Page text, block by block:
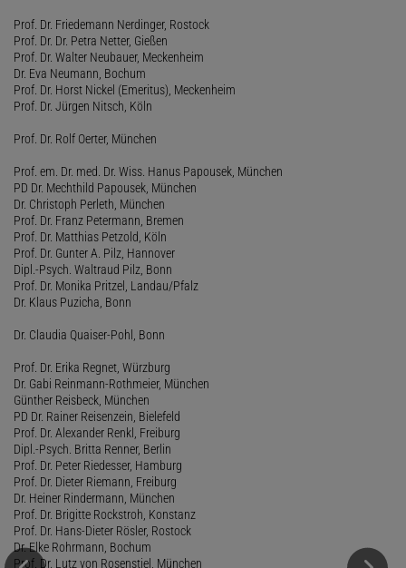
Prof. Dr. Friedemann Nerdinger, Rostock
Prof. Dr. Dr. Petra Netter, Gießen
Prof. Dr. Walter Neubauer, Meckenheim
Dr. Eva Neumann, Bochum
Prof. Dr. Horst Nickel (Emeritus), Meckenheim
Prof. Dr. Jürgen Nitsch, Köln
Prof. Dr. Rolf Oerter, München
Prof. em. Dr. med. Dr. Wiss. Hanus Papousek, München
PD Dr. Mechthild Papousek, München
Dr. Christoph Perleth, München
Prof. Dr. Franz Petermann, Bremen
Prof. Dr. Matthias Petzold, Köln
Prof. Dr. Gunter A. Pilz, Hannover
Dipl.-Psych. Waltraud Pilz, Bonn
Prof. Dr. Monika Pritzel, Landau/Pfalz
Dr. Klaus Puzicha, Bonn
Dr. Claudia Quaiser-Pohl, Bonn
Prof. Dr. Erika Regnet, Würzburg
Dr. Gabi Reinmann-Rothmeier, München
Günther Reisbeck, München
PD Dr. Rainer Reisenzein, Bielefeld
Prof. Dr. Alexander Renkl, Freiburg
Dipl.-Psych. Britta Renner, Berlin
Prof. Dr. Peter Riedesser, Hamburg
Prof. Dr. Dieter Riemann, Freiburg
Dr. Heiner Rindermann, München
Prof. Dr. Brigitte Rockstroh, Konstanz
Prof. Dr. Hans-Dieter Rösler, Rostock
Dr. Elke Rohrmann, Bochum
Prof. Dr. Lutz von Rosenstiel, München